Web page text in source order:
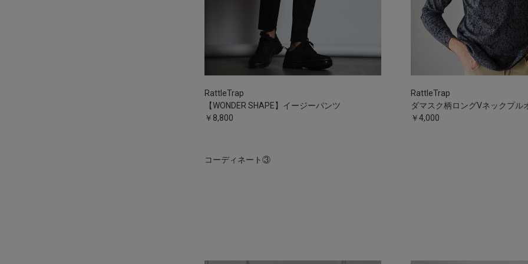
RattleTrap
【WONDER SHAPE】イージーパンツ
￥8,800
RattleTrap
ダマスク柄ロングVネックプル
￥4,000
コーディネート③